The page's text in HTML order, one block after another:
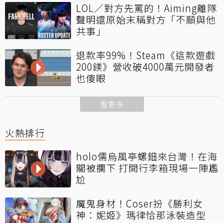
LOL／對方先罵的！Aiming離隊
聲明還原始末稱對方「不願與他
共事」
退款率99%！Steam《這款遊戲
200鎂》營收破4000萬元開發者
也傻眼
看更多
火熱排行
holo儒烏風亭螺鈿來台灣！在海
關被攔下 打開行李箱現場一陣尷
尬
魔鬼身材！Coser扮《勝利女
神：妮姬》瑪律恰那泳裝造型